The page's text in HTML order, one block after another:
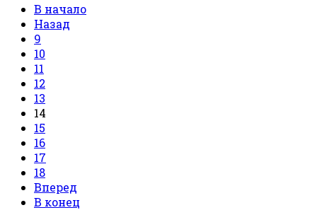
В начало
Назад
9
10
11
12
13
14
15
16
17
18
Вперед
В конец